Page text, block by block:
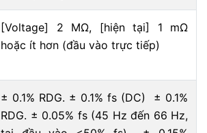
[Voltage] 2 MΩ, [hiện tại] 1 mΩ
hoặc ít hơn (đầu vào trực tiếp)
± 0.1% RDG. ± 0.1% fs (DC) ± 0.1%
RDG. ± 0.05% fs (45 Hz đến 66 Hz,